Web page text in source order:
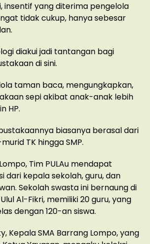
insentif yang diterima pengelola
tidak cukup, hanya sebesar
diakui jadi tantangan bagi
di sini.
taman baca, mengungkapkan,
sepi akibat anak-anak lebih
HP.
biasanya berasal dari
TK hingga SMP.
Tim PULAu mendapat
dari kepala sekolah, guru, dan
Sekolah swasta ini bernaung di
Al-Fikri, memiliki 20 guru, yang
dengan 120-an siswa.
Kepala SMA Barrang Lompo, yang